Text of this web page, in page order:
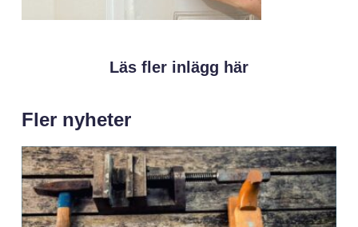
Läs fler inlägg här
Fler nyheter